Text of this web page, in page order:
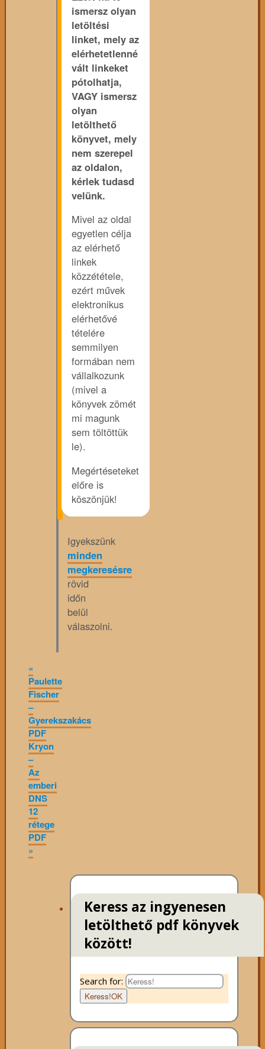
ismersz olyan
letöltési
linket, mely az
elérhetetlenné
vált linkeket
pótolhatja,
VAGY ismersz
olyan
letölthető
könyvet, mely
nem szerepel
az oldalon,
kérlek tudasd
velünk.
Mivel az oldal
egyetlen célja
az elérhető
linkek
közzététele,
ezért művek
elektronikus
elérhetővé
tételére
semmilyen
formában nem
vállalkozunk
(mivel a
könyvek zömét
mi magunk
sem töltöttük
le).
Megértéseteket
előre is
köszönjük!
Igyekszünk
minden
megkeresésre
rövid
időn
belül
válaszolni.
«
Paulette
Fischer
–
Gyerekszakács
PDF
Kryon
–
Az
emberi
DNS
12
rétege
PDF
»
Keress az ingyenesen
letölthető pdf könyvek
között!
Search for:
Keress!OK